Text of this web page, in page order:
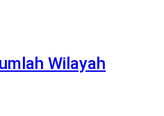
Wilayah